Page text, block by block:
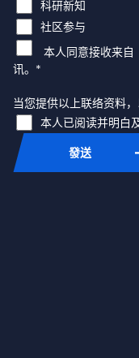
科研新知
社区参与
本人同意接收来自
讯。*
当您提供以上联络资料
本人已阅读并明白